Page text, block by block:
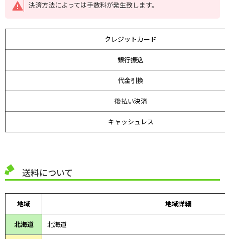
決済方法によっては手数料が発生致します。
クレジットカード
銀行振込
代金引換
後払い決済
キャッシュレス
送料について
地域 地域詳細
北海道 北海道